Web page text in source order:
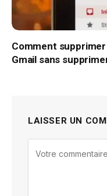
Comment
Gmail sans
LAISSER UN